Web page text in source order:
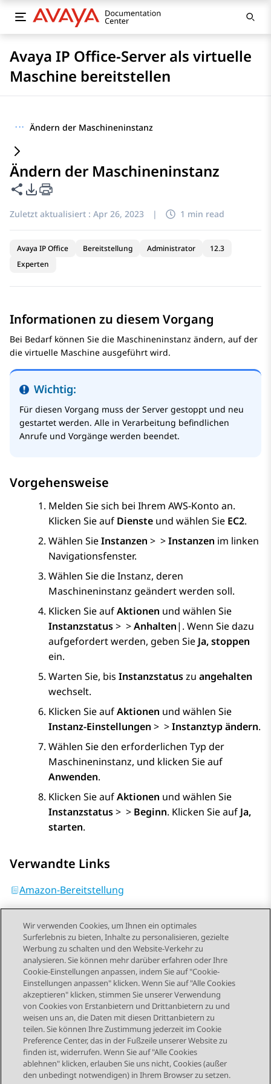
Avaya IP Office-Server als virtuelle
Maschine bereitstellen
··· Ändern der Maschineninstanz
Ändern der Maschineninstanz
Diese Seite teilen
PDF-Exportoptionen
Zuletzt aktualisiert : Apr 26, 2023 | 1 min read
Avaya IP Office Bereitstellung Administrator
12.3
Experten
Informationen zu diesem Vorgang
Bei Bedarf können Sie die Maschineninstanz ändern, auf der
die virtuelle Maschine ausgeführt wird.
Wichtig:
Für diesen Vorgang muss der Server gestoppt und neu
gestartet werden. Alle in Verarbeitung befindlichen
Anrufe und Vorgänge werden beendet.
Vorgehensweise
Melden Sie sich bei Ihrem AWS-Konto an.
Klicken Sie auf Dienste und wählen Sie EC2.
Wählen SieInstanzen > >Instanzen im linken
Navigationsfenster.
Wählen Sie die Instanz, deren
Maschineninstanz geändert werden soll.
Klicken Sie aufAktionen und wählen Sie
Instanzstatus> >Anhalten|. Wenn Sie dazu
aufgefordert werden, geben Sie Ja, stoppen
ein.
Warten Sie, bis Instanzstatuszu angehalten
wechselt.
Klicken Sie aufAktionen und wählen Sie
Instanz-Einstellungen > >Instanztyp ändern.
Wählen Sie den erforderlichen Typ der
Maschineninstanz, und klicken Sie auf
Anwenden.
Klicken Sie aufAktionen und wählen Sie
Instanzstatus> > Beginn. Klicken Sie auf Ja,
starten.
Verwandte Links
Amazon-Bereitstellung
Send Feedback
Themennavigation
Vorheriges Thema Nächstes Thema
STAY CONNECTED
Wir verwenden Cookies, um Ihnen ein optimales
Surferlebnis zu bieten, Inhalte zu personalisieren, gezielte
Werbung zu schalten und den Website-Verkehr zu
analysieren. Sie können mehr darüber erfahren oder Ihre
Cookie-Einstellungen anpassen, indem Sie auf "Cookie-
Einstellungen anpassen" klicken. Wenn Sie auf "Alle Cookies
akzeptieren" klicken, stimmen Sie unserer Verwendung
von Cookies von Erstanbietern und Drittanbietern zu und
weisen uns an, die Daten mit diesen Drittanbietern zu
teilen. Sie können Ihre Zustimmung jederzeit im Cookie
Preference Center, das in der Fußzeile unserer Website zu
finden ist, widerrufen. Wenn Sie auf "Alle Cookies
ablehnen" klicken, erlauben Sie uns nicht, Cookies (außer
den unbedingt notwendigen) in Ihrem Browser zu setzen.